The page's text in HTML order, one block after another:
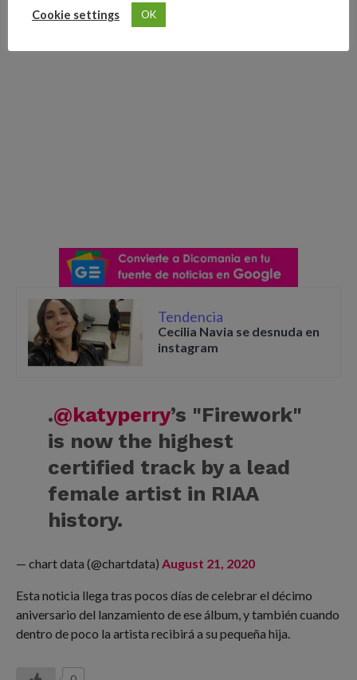
Tendencia
Cecilia Navia se desnuda en
instagram
.@katyperry’s "Firework"
is now the highest
certified track by a lead
female artist in RIAA
history.
— chart data (@chartdata) August 21, 2020
Esta noticia llega tras pocos días de celebrar el décimo
aniversario del lanzamiento de ese álbum, y también cuando
dentro de poco la artista recibirá a su pequeña hija.
Cookie settings OK